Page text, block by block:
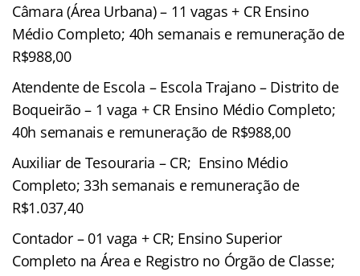
Câmara (Área Urbana) – 11 vagas + CR Ensino
Médio Completo; 40h semanais e remuneração de
R$988,00
Atendente de Escola – Escola Trajano – Distrito de
Boqueirão – 1 vaga + CR Ensino Médio Completo;
40h semanais e remuneração de R$988,00
Auxiliar de Tesouraria – CR; Ensino Médio
Completo; 33h semanais e remuneração de
R$1.037,40
Contador – 01 vaga + CR; Ensino Superior
Completo na Área e Registro no Órgão de Classe;